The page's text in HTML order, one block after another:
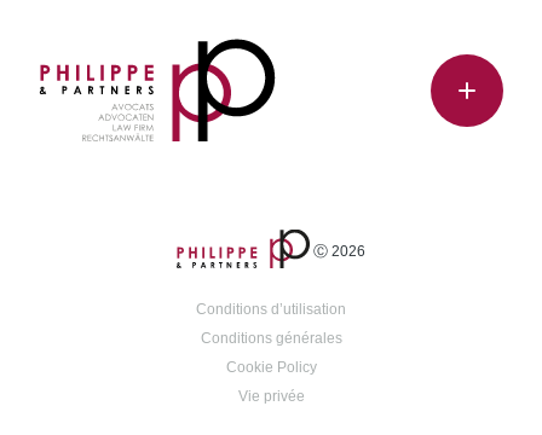
Ⓒ 2026
Conditions d’utilisation
Conditions générales
Cookie Policy
Vie privée